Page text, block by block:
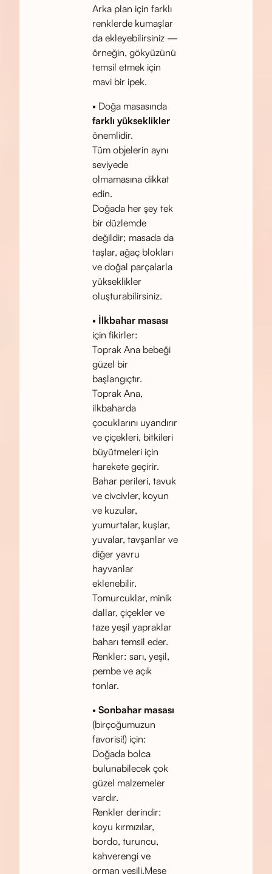
Arka plan için farklı
renklerde kumaşlar
da ekleyebilirsiniz —
örneğin, gökyüzünü
temsil etmek için
mavi bir ipek.
• Doğa masasında
farklı yükseklikler
önemlidir.
Tüm objelerin aynı
seviyede
olmamasına dikkat
edin.
Doğada her şey tek
bir düzlemde
değildir; masada da
taşlar, ağaç blokları
ve doğal parçalarla
yükseklikler
oluşturabilirsiniz.
• İlkbahar masası
için fikirler:
Toprak Ana bebeği
güzel bir
başlangıçtır.
Toprak Ana,
ilkbaharda
çocuklarını uyandırır
ve çiçekleri, bitkileri
büyütmeleri için
harekete geçirir.
Bahar perileri, tavuk
ve civcivler, koyun
ve kuzular,
yumurtalar, kuşlar,
yuvalar, tavşanlar ve
diğer yavru
hayvanlar
eklenebilir.
Tomurcuklar, minik
dallar, çiçekler ve
taze yeşil yapraklar
baharı temsil eder.
Renkler: sarı, yeşil,
pembe ve açık
tonlar.
• Sonbahar masası
(birçoğumuzun
favorisi!) için:
Doğada bolca
bulunabilecek çok
güzel malzemeler
vardır.
Renkler derindir:
koyu kırmızılar,
bordo, turuncu,
kahverengi ve
orman yeşili.Meşe